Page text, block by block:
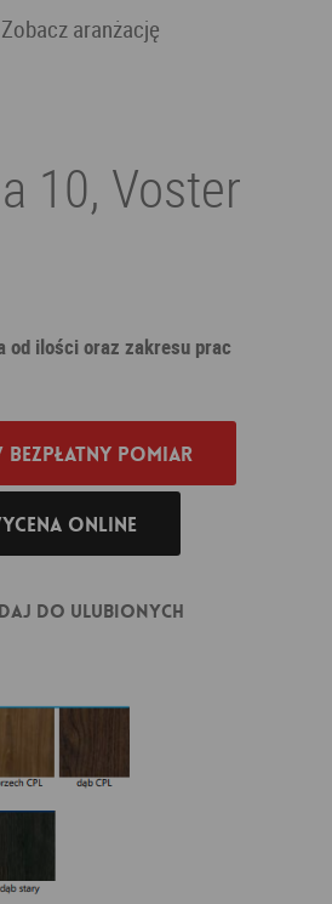
Zobacz aranżację
10, Voster
od ilości oraz zakresu prac
bezpłatny pomiar
online
do ulubionych